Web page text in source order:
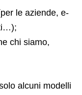
le aziende, e-
chi siamo,
alcuni modelli